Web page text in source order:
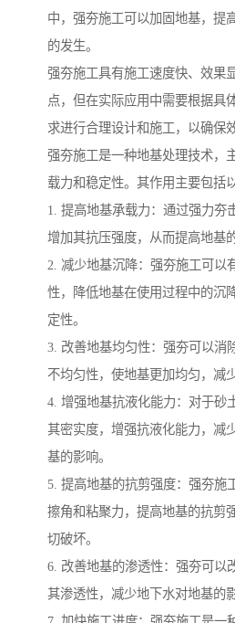
中，强夯施工可以加固地基，提
的发生。
强夯施工具有施工速度快、效果
点，但在实际应用中需要根据具
求进行合理设计和施工，以确保效
强夯施工是一种地基处理技术，
载力和稳定性。其作用主要包括
1. 提高地基承载力：通过强力夯
增加其抗压强度，从而提高地基
2. 减少地基沉降：强夯施工可以
性，降低地基在使用过程中的沉
定性。
3. 改善地基均匀性：强夯可以消
不均匀性，使地基更加均匀，减
4. 增强地基抗液化能力：对于砂
其密实度，增强抗液化能力，减
基的影响。
5. 提高地基的抗剪强度：强夯施
擦角和粘聚力，提高地基的抗剪
切破坏。
6. 改善地基的渗透性：强夯可以
其渗透性，减少地下水对地基的影